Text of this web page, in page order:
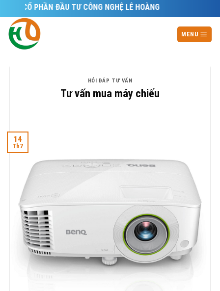
to
content
CỔ PHẦN ĐẦU TƯ CÔNG NGHỆ LÊ HOÀNG
MENU
HỎI ĐÁP TƯ VẤN
Tư vấn mua máy chiếu
14
Th7